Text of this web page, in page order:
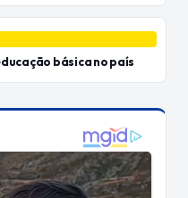
básica no país